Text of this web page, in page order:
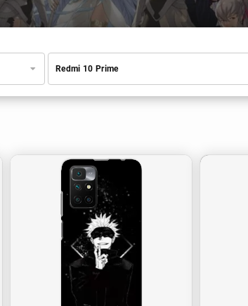
Redmi 10 Prime